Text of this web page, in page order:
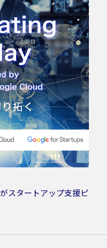
スタートアップ支援ピ